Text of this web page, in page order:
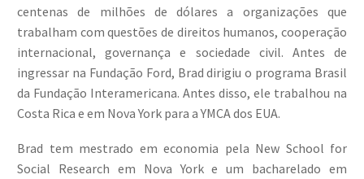
centenas de milhões de dólares a organizações que
trabalham com questões de direitos humanos, cooperação
internacional, governança e sociedade civil. Antes de
ingressar na Fundação Ford, Brad dirigiu o programa Brasil
da Fundação Interamericana. Antes disso, ele trabalhou na
Costa Rica e em Nova York para a YMCA dos EUA.
Brad tem mestrado em economia pela New School for
Social Research em Nova York e um bacharelado em